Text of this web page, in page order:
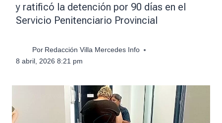
y ratificó la detención por 90 días en el
Servicio Penitenciario Provincial
Por Redacción Villa Mercedes Info
8 abril, 2026 8:21 pm